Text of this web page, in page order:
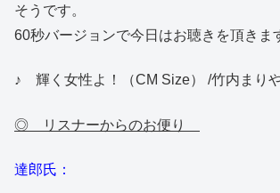
そうです。
60秒バージョンで今日はお聴きを頂きま
♪ 輝く女性よ！（CM Size） /竹内まり
◎ リスナーからのお便り
達郎氏：